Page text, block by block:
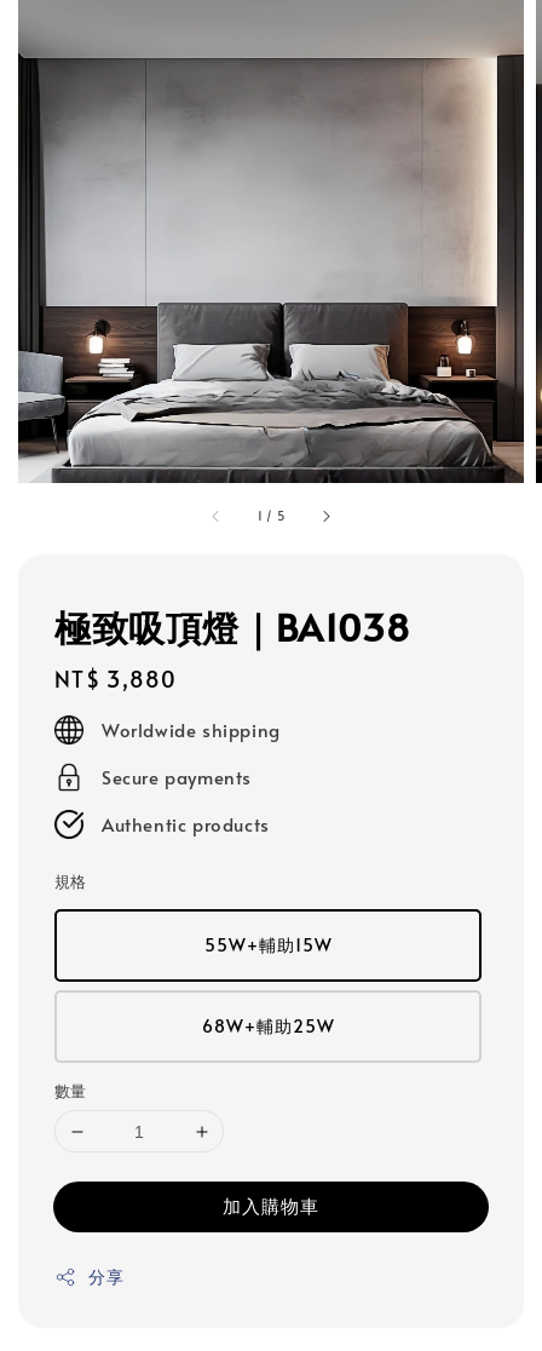
1 / 5
極致吸頂燈｜BA1038
Regular
price
NT$ 3,880
Worldwide shipping
Secure payments
Authentic products
規格
55W+輔助15W
68W+輔助25W
數量
加入購物車
分享